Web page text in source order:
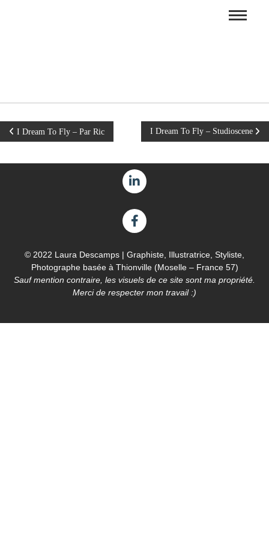
I Dream To Fly – Par Ric I Dream To Fly – Studioscene
© 2022 Laura Descamps | Graphiste, Illustratrice, Styliste,
Photographe basée à Thionville (Moselle – France 57)
Sauf mention contraire, les visuels de ce site sont ma propriété.
Merci de respecter mon travail :)